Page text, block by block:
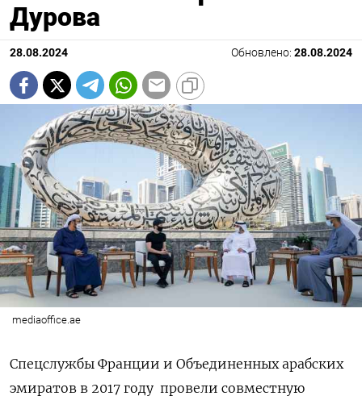
Дурова
28.08.2024 Обновлено: 28.08.2024
mediaoffice.ae
Спецслужбы Франции и Объединенных арабских
эмиратов в 2017 году провели совместную